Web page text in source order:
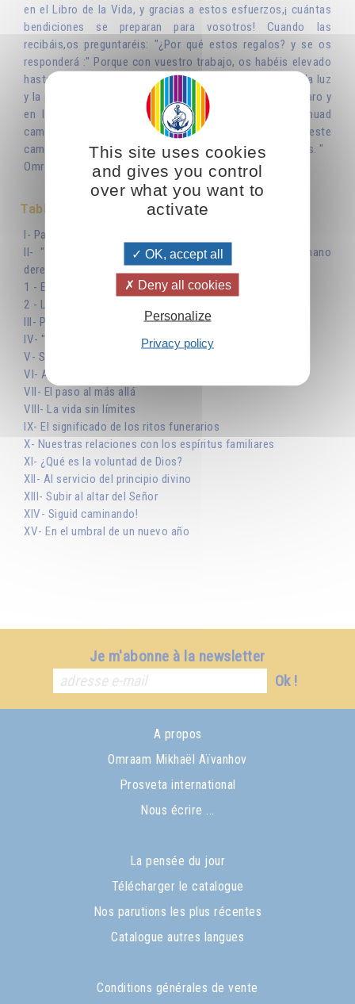
en el Libro de la Vida, y gracias a estos esfuerzos,¡ cuántas
bendiciones se preparan para vosotros! Cuando las
recibáis,os preguntaréis: "¿Por qué estos regalos? y se os
responderá :" Porque con vuestro trabajo, os habéis elevado
hasta las regiones de la luz y asimismo habéis aportado la luz
y la paz a los seres que se hallan sumidos en el desamparo y
en la oscuridad. " No puedo deciros nada más.Continuad
caminando por la senda de la luz. ¿ Qué habra al final de este
camino? Lo descubriréis cuando lleguéis y os maravillaréis. "
Omraam Mikhaël Aïvanhov
Table des matières
I- Para no tener que decir más: Si lo hubiera sabido!
II- "Que tu mano izquierda ignore lo que hace su mano
derecha"
1 - El simbolismo de la derecha y la izquierda
2 - Las dos manos de Dios
III- Programa para el día y el programa para la eternidad
IV- "No os preocupéis por el mañana"
V- Sólo el presente nos pertenece
VI- Antes de que el sol se ponga
VII- El paso al más allá
VIII- La vida sin límites
IX- El significado de los ritos funerarios
X- Nuestras relaciones con los espíritus familiares
XI- ¿Qué es la voluntad de Dios?
XII- Al servicio del principio divino
XIII- Subir al altar del Señor
XIV- Siguid caminando!
XV- En el umbral de un nuevo año
Je m'abonne à la newsletter
Ok !
A propos
Omraam Mikhaël Aïvanhov
Prosveta international
Nous écrire ...
La pensée du jour
Télécharger le catalogue
Nos parutions les plus récentes
Catalogue autres langues
Conditions générales de vente
This site uses cookies
and gives you control
over what you want to
activate
OK, accept all
Deny all cookies
Personalize
Privacy policy